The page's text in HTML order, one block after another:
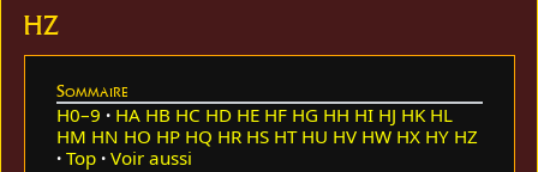
HZ
Sommaire
H0–9 HA HB HC HD HE HF HG HH HI HJ HK HL
HM HN HO HP HQ HR HS HT HU HV HW HX HY HZ
Top
Voir aussi